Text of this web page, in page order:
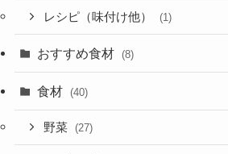
レシピ（味付け他） (1)
おすすめ食材 (8)
食材 (40)
野菜 (27)